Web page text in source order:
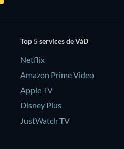
Top 5 services de VàD
Netflix
Amazon Prime Video
Apple TV
Disney Plus
JustWatch TV